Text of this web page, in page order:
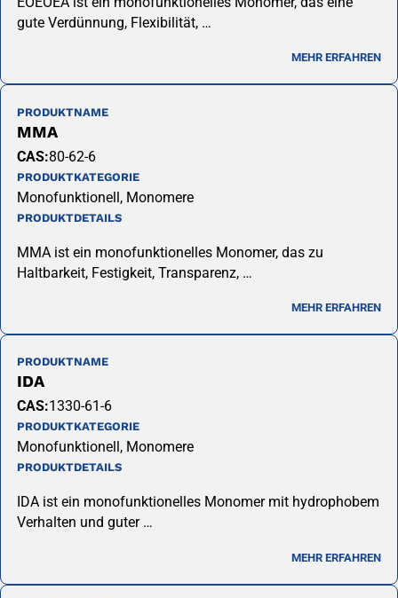
gute Verdünnung, Flexibilität, …
MEHR ERFAHREN
PRODUKTNAME
MMA
CAS:80-62-6
PRODUKTKATEGORIE
Monofunktionell, Monomere
PRODUKTDETAILS
MMA ist ein monofunktionelles Monomer, das zu
Haltbarkeit, Festigkeit, Transparenz, …
MEHR ERFAHREN
PRODUKTNAME
IDA
CAS:1330-61-6
PRODUKTKATEGORIE
Monofunktionell, Monomere
PRODUKTDETAILS
IDA ist ein monofunktionelles Monomer mit hydrophobem
Verhalten und guter …
MEHR ERFAHREN